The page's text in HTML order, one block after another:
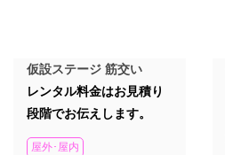
仮設ステージ 筋交い
レンタル料金はお見積り
段階でお伝えします。
屋外･屋内